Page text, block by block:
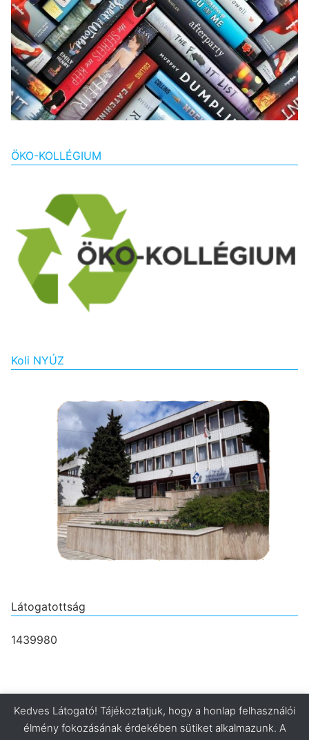
ÖKO-KOLLÉGIUM
Koli NYÚZ
Látogatottság
1439980
Minden jog fenntartva. © 2026 Pécsi Kodály Zoltán Kollégium
Kedves Látogató! Tájékoztatjuk, hogy a honlap felhasználói
élmény fokozásának érdekében sütiket alkalmazunk. A